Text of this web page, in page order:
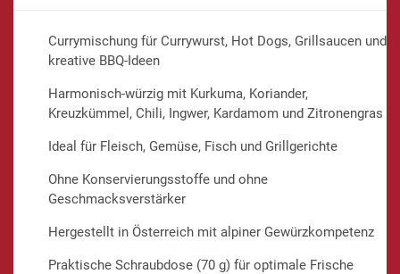
Currymischung für Currywurst, Hot Dogs, Grillsaucen und
kreative BBQ-Ideen
Harmonisch-würzig mit Kurkuma, Koriander,
Kreuzkümmel, Chili, Ingwer, Kardamom und Zitronengras
Ideal für Fleisch, Gemüse, Fisch und Grillgerichte
Ohne Konservierungsstoffe und ohne
Geschmacksverstärker
Hergestellt in Österreich mit alpiner Gewürzkompetenz
Praktische Schraubdose (70 g) für optimale Frische